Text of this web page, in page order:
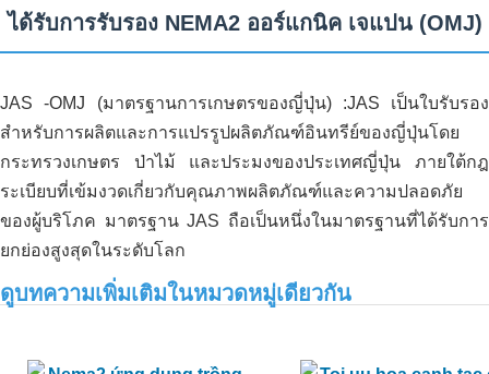
ได้รับการรับรอง NEMA2 ออร์แกนิค เจแปน (OMJ)
JAS -OMJ (มาตรฐานการเกษตรของญี่ปุ่น) :JAS เป็นใบรับรอง
สำหรับการผลิตและการแปรรูปผลิตภัณฑ์อินทรีย์ของญี่ปุ่นโดย
กระทรวงเกษตร ป่าไม้ และประมงของประเทศญี่ปุ่น ภายใต้กฎ
ระเบียบที่เข้มงวดเกี่ยวกับคุณภาพผลิตภัณฑ์และความปลอดภัย
ของผู้บริโภค มาตรฐาน JAS ถือเป็นหนึ่งในมาตรฐานที่ได้รับการ
ยกย่องสูงสุดในระดับโลก
ดูบทความเพิ่มเติมในหมวดหมู่เดียวกัน